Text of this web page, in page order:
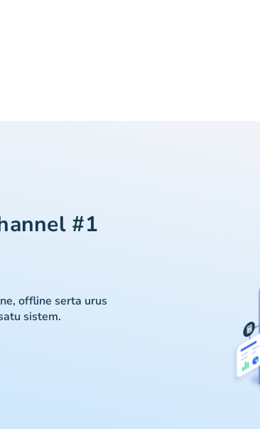
#1
offline serta urus
sistem.